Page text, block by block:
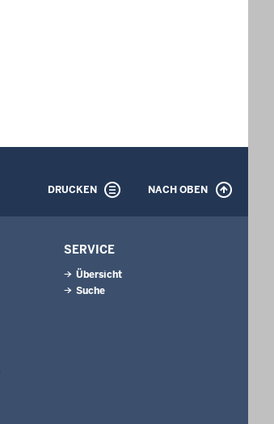
DRUCKEN NACH OBEN
SERVICE
Übersicht
Suche